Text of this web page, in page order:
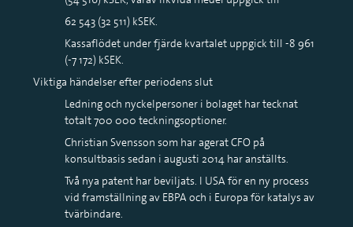
62 543 (32 511) kSEK.
Kassaflödet under fjärde kvartalet uppgick till -8 961
(-7 172) kSEK.
Viktiga händelser efter periodens slut
Ledning och nyckelpersoner i bolaget har tecknat
totalt 700 000 teckningsoptioner.
Christian Svensson som har agerat CFO på
konsultbasis sedan i augusti 2014 har anställts.
Två nya patent har beviljats. I USA för en ny process
vid framställning av EBPA och i Europa för katalys av
tvärbindare.